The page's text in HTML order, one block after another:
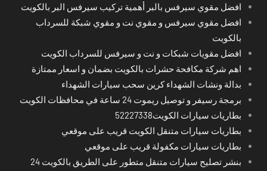
افضل مقوي سيرفس بالبر أهمية تركيب سيرفس البر بالكويت
افضل مقوي سيرفس و مقوي نت و مقوي شبكة للسرداب
بالكويت
افضل مقويات شبكات و نت و سيرفس للسرداب الكويت
اهم شركة مكافحة حشرات بالكويت بضمان و اسعار ممتازة
بدالة ونشات الشهداء كرين سحب سيارات الشهداء
برمجة رسيفر و توصيل ريموت 24 ساعة في محافظات الكويت
بطاريات سيارات الكويت52227338
بطاريات سيارات متنقل الكويت قريب على موقعي
بطاريات سيارات مكفولة قريب على موقعي
بنشر تصليح سيارات متنقل متطور على الطريق بالكويت 24